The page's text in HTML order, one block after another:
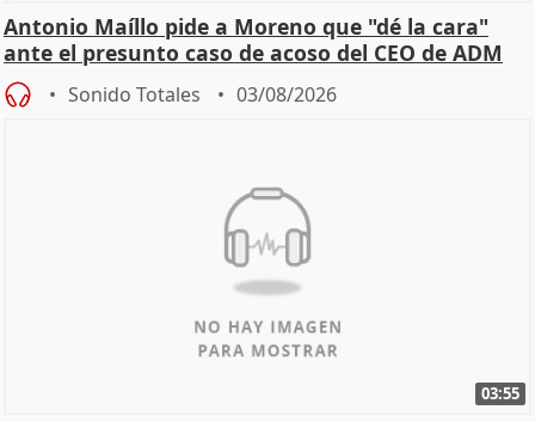
Antonio Maíllo pide a Moreno que "dé la cara"
ante el presunto caso de acoso del CEO de ADM
Sonido Totales 03/08/2026
03:55